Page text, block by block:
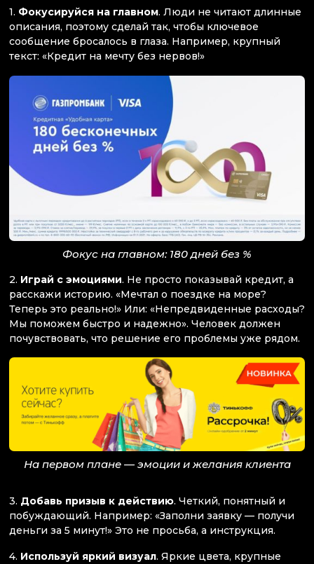
1. Фокусируйся на главном. Люди не читают длинные
описания, поэтому сделай так, чтобы ключевое
сообщение бросалось в глаза. Например, крупный
текст: «Кредит на мечту без нервов!»
Фокус на главном: 180 дней без %
2. Играй с эмоциями. Не просто показывай кредит, а
расскажи историю. «Мечтал о поездке на море?
Теперь это реально!» Или: «Непредвиденные расходы?
Мы поможем быстро и надежно». Человек должен
почувствовать, что решение его проблемы уже рядом.
На первом плане — эмоции и желания клиента
3. Добавь призыв к действию. Четкий, понятный и
побуждающий. Например: «Заполни заявку — получи
деньги за 5 минут!» Это не просьба, а инструкция.
4. Используй яркий визуал. Яркие цвета, крупные